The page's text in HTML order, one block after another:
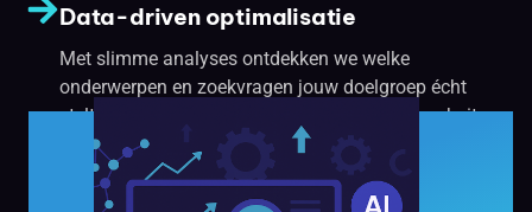
Data-driven optimalisatie
Met slimme analyses ontdekken we welke
onderwerpen en zoekvragen jouw doelgroep écht
stelt. Op basis daarvan optimaliseren we je website,
zodat je beter scoort in zowel Google als AI-resultaten.